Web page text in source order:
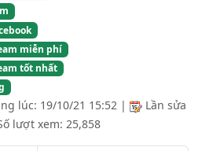
miễn phí
tốt nhất
lúc: 19/10/21 15:52 |
Lần sửa
lượt xem: 25,858